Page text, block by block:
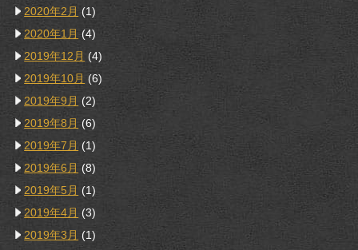
2020年2月 (1)
2020年1月 (4)
2019年12月 (4)
2019年10月 (6)
2019年9月 (2)
2019年8月 (6)
2019年7月 (1)
2019年6月 (8)
2019年5月 (1)
2019年4月 (3)
2019年3月 (1)